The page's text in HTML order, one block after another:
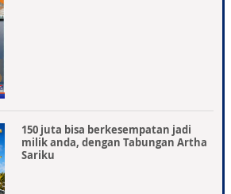
150 juta bisa berkesempatan jadi
milik anda, dengan Tabungan Artha
Sariku